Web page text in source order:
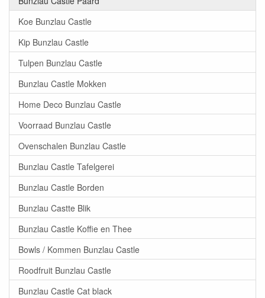
Koe Bunzlau Castle
Kip Bunzlau Castle
Tulpen Bunzlau Castle
Bunzlau Castle Mokken
Home Deco Bunzlau Castle
Voorraad Bunzlau Castle
Ovenschalen Bunzlau Castle
Bunzlau Castle Tafelgerei
Bunzlau Castle Borden
Bunzlau Castte Blik
Bunzlau Castle Koffie en Thee
Bowls / Kommen Bunzlau Castle
Roodfruit Bunzlau Castle
Bunzlau Castle Cat black